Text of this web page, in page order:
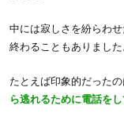
中には寂しさを紛らわ
終わることもありました
たとえば印象的だった
ら逃れるために電話を